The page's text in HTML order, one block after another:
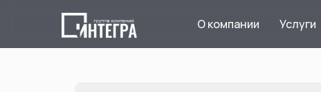
О компании Услуги